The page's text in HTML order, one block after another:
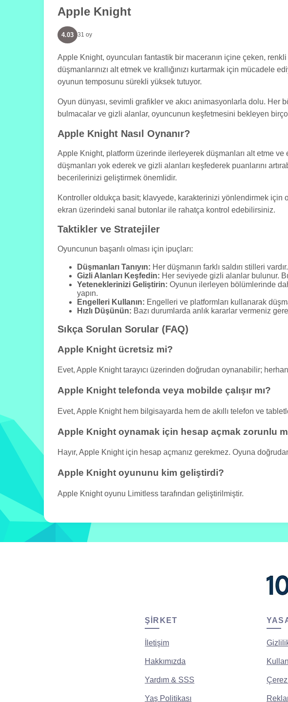
Apple Knight
4.03 31 oy
Apple Knight, oyuncuları fantastik bir maceranın içine çeken,
düşmanlarınızı alt etmek ve krallığınızı kurtarmak için
oyunun temposunu sürekli yüksek tutuyor.
Oyun dünyası, sevimli grafikler ve akıcı animasyonlarla dolu. Her
bulmacalar ve gizli alanlar, oyuncunun keşfetmesini bekleyen
Apple Knight Nasıl Oynanır?
Apple Knight, platform üzerinde ilerleyerek düşmanları alt etme
düşmanları yok ederek ve gizli alanları keşfederek puanlarını
becerilerinizi geliştirmek önemlidir.
Kontroller oldukça basit; klavyede, karakterinizi yönlendirmek için
ekran üzerindeki sanal butonlar ile rahatça kontrol edebilirsiniz.
Taktikler ve Stratejiler
Oyuncunun başarılı olması için ipuçları:
Düşmanları Tanıyın: Her düşmanın farklı saldırı stilleri
Gizli Alanları Keşfedin: Her seviyede gizli alanlar bulunur.
Yeteneklerinizi Geliştirin: Oyunun ilerleyen bölümlerinde
yapın.
Engelleri Kullanın: Engelleri ve platformları kullanarak
Hızlı Düşünün: Bazı durumlarda anlık kararlar vermeniz
Sıkça Sorulan Sorular (FAQ)
Apple Knight ücretsiz mi?
Evet, Apple Knight tarayıcı üzerinden doğrudan oynanabilir;
Apple Knight telefonda veya mobilde çalışır mı?
Evet, Apple Knight hem bilgisayarda hem de akıllı telefon ve
Apple Knight oynamak için hesap açmak zorunlu
Hayır, Apple Knight için hesap açmanız gerekmez. Oyuna
Apple Knight oyununu kim geliştirdi?
Apple Knight oyunu Limitless tarafından geliştirilmiştir.
ŞIRKET
İletişim
Hakkımızda
Yardım & SSS
Yaş Politikası